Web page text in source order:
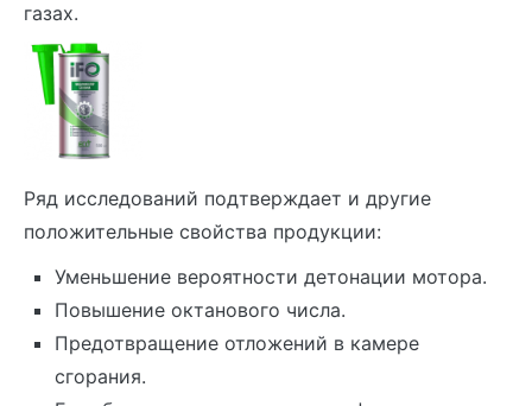
газах.
Ряд исследований подтверждает и другие
положительные свойства продукции:
Уменьшение вероятности детонации мотора.
Повышение октанового числа.
Предотвращение отложений в камере
сгорания.